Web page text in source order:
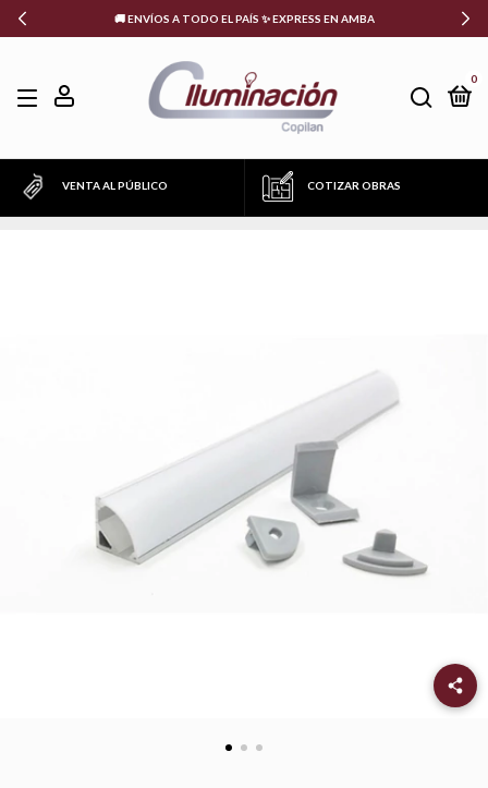
🚚 ENVÍOS A TODO EL PAÍS ✨ EXPRESS EN AMBA
0
VENTA AL PÚBLICO COTIZAR OBRAS